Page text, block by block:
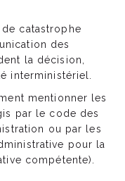
de catastrophe
des
la décision,
interministériel.
mentionner les
par le code des
ou par les
pour la
compétente).